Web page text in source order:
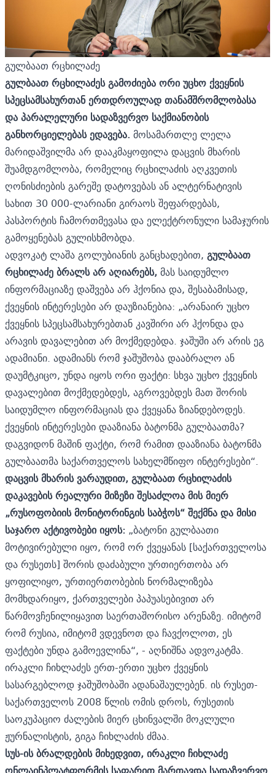
გულბაათ რცხილაძე
გულბაათ რცხილაძეს გამოძიება ორი უცხო ქვეყნის
სპეცსამსახურთან ერთდროულად თანამშრომლობასა
და პარალელური სადაზვერვო საქმიანობის
განხორციელებას ედავება. მოსამართლე ლელა
მარიდაშვილმა არ დააკმაყოფილა დაცვის მხარის
შუამდგომლობა, რომელიც რცხილაძის აღკვეთის
ღონისძიების გარეშე დატოვებას ან ალტერნატივის
სახით 30 000-ლარიანი გირაოს შეფარდებას,
პასპორტის ჩამორთმევასა და ელექტრონული სამაჯურის
გამოყენებას გულისხმობდა.
ადვოკატ ლაშა გოლუბიანის განცხადებით, გულბაათ
რცხილაძე ბრალს არ აღიარებს,მას საიდუმლო
ინფორმაციაზე დაშვება არ ჰქონია და, შესაბამისად,
ქვეყნის ინტერესები არ დაუზიანებია: „არანაირ უცხო
ქვეყნის სპეცსამსახურებთან კავშირი არ ჰქონდა და
არავის დავალებით არ მოქმედებდა. ჯაშუში არ არის ეგ
ადამიანი. ადამიანს რომ ჯაშუშობა დააბრალო ან
დაუმტკიცო, უნდა იყოს ორი ფაქტი: სხვა უცხო ქვეყნის
დავალებით მოქმედებდეს, აგროვებდეს მათ შორის
საიდუმლო ინფორმაციას და ქვეყანა ზიანდებოდეს.
ქვეყნის ინტერესები დააზიანა ბატონმა გულბაათმა?
დაგვიდონ მაშინ ფაქტი, რომ რამით დააზიანა ბატონმა
გულბაათმა საქართველოს სახელმწიფო ინტერესები“.
დაცვის მხარის ვარაუდით, გულბაათ რცხილაძის
დაკავების რეალური მიზეზი შესაძლოა მის მიერ
„რუსოფობიის მონიტორინგის საბჭოს“ შექმნა და მისი
საჯარო აქტივობები იყოს: „ბატონი გულბაათი
მოტივირებული იყო, რომ ორ ქვეყანას [საქართველოსა
და რუსეთს] შორის დაძაბული ურთიერთობა არ
ყოფილიყო, ურთიერთობების ნორმალიზება
მომხდარიყო, ქართველები პაპუასებივით არ
წარმოვჩენილიყავით საერთაშორისო არენაზე. იმიტომ
რომ რუსია, იმიტომ ვდევნოთ და ჩავქოლოთ, ეს
ფაქტები უნდა გამოევლინა“, - აღნიშნა ადვოკატმა.
ირაკლი ჩიხლაძეს ერთ-ერთი უცხო ქვეყნის
სასარგებლოდ ჯაშუშობაში ადანაშაულებენ. ის რუსეთ-
საქართველოს 2008 წლის ომის დროს, რუსეთის
საოკუპაციო ძალების მიერ ცხინვალში მოკლული
ჟურნალისტის, გიგა ჩიხლაძის ძმაა.
სუს-ის ბრალდების მიხედვით, ირაკლი ჩიხლაძე